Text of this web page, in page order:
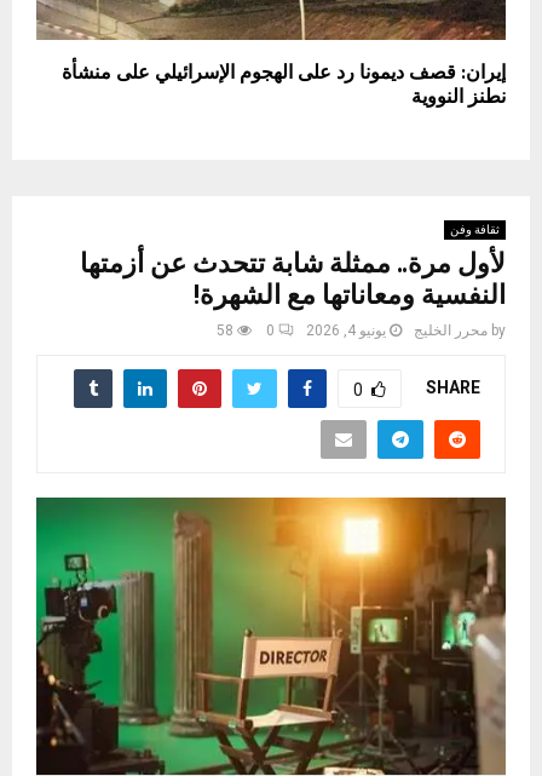
إيران: قصف ديمونا رد على الهجوم الإسرائيلي على منشأة
نطنز النووية
ثقافة وفن
لأول مرة.. ممثلة شابة تتحدث عن أزمتها
النفسية ومعاناتها مع الشهرة!
by محرر الخليج يونيو 4, 2026 0
58
SHARE
0